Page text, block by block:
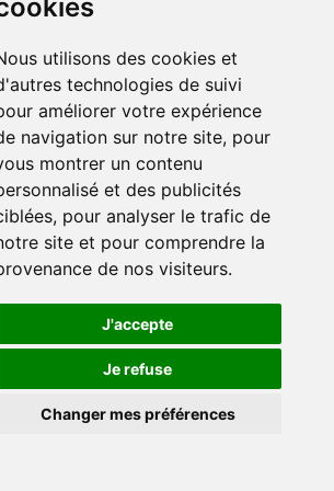
utilisons des cookies et
technologies de suivi
améliorer votre expérience
navigation sur notre site, pour
montrer un contenu
et des publicités
pour analyser le trafic de
site et pour comprendre la
de nos visiteurs.
J'accepte
Je refuse
Changer mes préférences
information)